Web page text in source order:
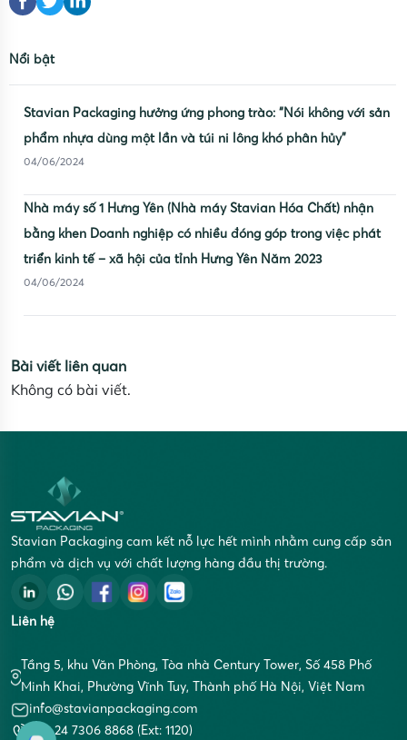
Nổi bật
Stavian Packaging hưởng ứng phong trào: “Nói không với sản
phẩm nhựa dùng một lần và túi ni lông khó phân hủy”
04/06/2024
Nhà máy số 1 Hưng Yên (Nhà máy Stavian Hóa Chất) nhận
bằng khen Doanh nghiệp có nhiều đóng góp trong việc phát
triển kinh tế – xã hội của tỉnh Hưng Yên Năm 2023
04/06/2024
Bài viết liên quan
Không có bài viết.
Stavian Packaging cam kết nỗ lực hết mình nhằm cung cấp sản
phẩm và dịch vụ với chất lượng hàng đầu thị trường.
Liên hệ
Tầng 5, khu Văn Phòng, Tòa nhà Century Tower, Số 458 Phố
Minh Khai, Phường Vĩnh Tuy, Thành phố Hà Nội, Việt Nam
info@stavianpackaging.com
+84 24 7306 8868 (Ext: 1120)